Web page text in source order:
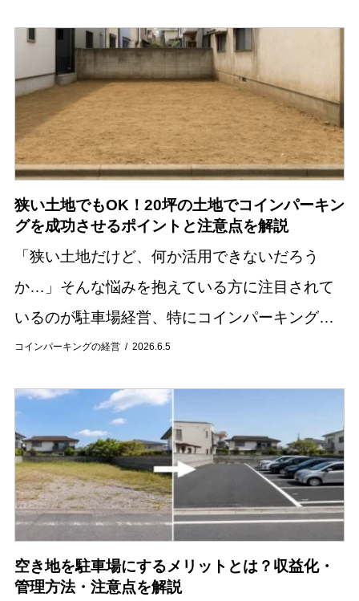
ス...
コインパーキングの経営 2026.6.5
狭い土地でもOK！20坪の土地でコインパーキン
グを成功させるポイントと注意点を解説
「狭い土地だけど、何か活用できないだろう
か…」そんな悩みを抱えている方に注目されて
いるのが駐車場経営、特にコインパーキングで
す。20坪前後の狭小地でも、工夫次第で安定し
は、狭い...
空き地を駐車場にするメリットとは？収益化・
管理方法・注意点を解説